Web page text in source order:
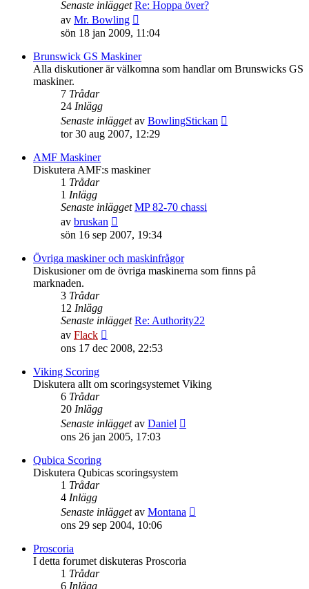
Senaste inlägget Re: Hoppa över?
av Mr. Bowling
till
senaste
inlägget
sön 18 jan 2009, 11:04
Brunswick GS Maskiner
Alla diskutioner är välkomna som handlar om Brunswicks GS
maskiner.
7 Trådar
24 Inlägg
Senaste inläggetav BowlingStickan
tor 30 aug 2007, 12:29
AMF Maskiner
Diskutera AMF:s maskiner
1 Trådar
1 Inlägg
Senaste inlägget MP 82-70 chassi
av bruskan
till
senaste
inlägget
sön 16 sep 2007, 19:34
Övriga maskiner och maskinfrågor
Diskusioner om de övriga maskinerna som finns på
marknaden.
3 Trådar
12 Inlägg
Senaste inlägget Re: Authority22
av Flack
till
inlägget
ons 17 dec 2008, 22:53
Viking Scoring
Diskutera allt om scoringsystemet Viking
6 Trådar
20 Inlägg
Senaste inläggetav Daniel
ons 26 jan 2005, 17:03
Qubica Scoring
Diskutera Qubicas scoringsystem
1 Trådar
4 Inlägg
Senaste inläggetav Montana
ons 29 sep 2004, 10:06
Proscoria
I detta forumet diskuteras Proscoria
1 Trådar
6 Inlägg